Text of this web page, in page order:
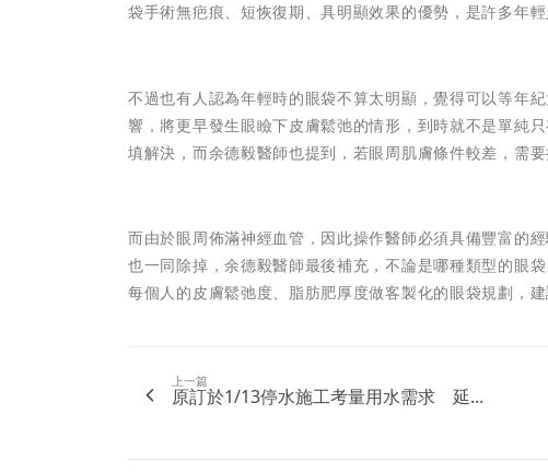
袋手術無疤痕、短恢復期、具明顯效果的優勢，是許多年輕
不過也有人認為年輕時的眼袋不算太明顯，覺得可以等年
響，將更早發生眼瞼下皮膚鬆弛的情形，到時就不是單純
填解決，而余德毅醫師也提到，若眼周肌膚條件較差，需
而由於眼周佈滿神經血管，因此操作醫師必須具備豐富的
也一同除掉，余德毅醫師最後補充，不論是哪種類型的眼
每個人的皮膚鬆弛度、脂肪肥厚度做客製化的眼袋規劃，
上一篇
原訂於1/13停水施工考量用水需求 延...